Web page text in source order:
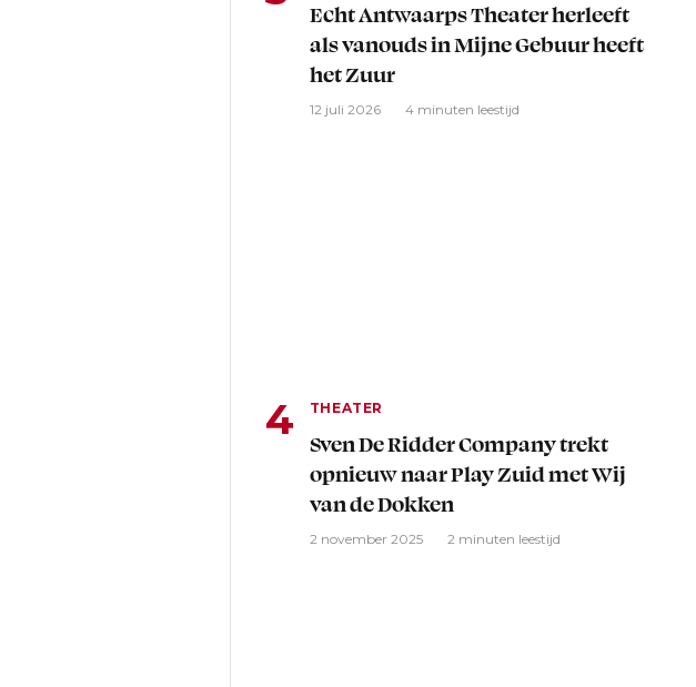
Echt Antwaarps Theater herleeft
als vanouds in Mijne Gebuur heeft
het Zuur
12 juli 2026 4 minuten leestijd
THEATER
Sven De Ridder Company trekt
opnieuw naar Play Zuid met Wij
van de Dokken
2 november 2025 2 minuten leestijd